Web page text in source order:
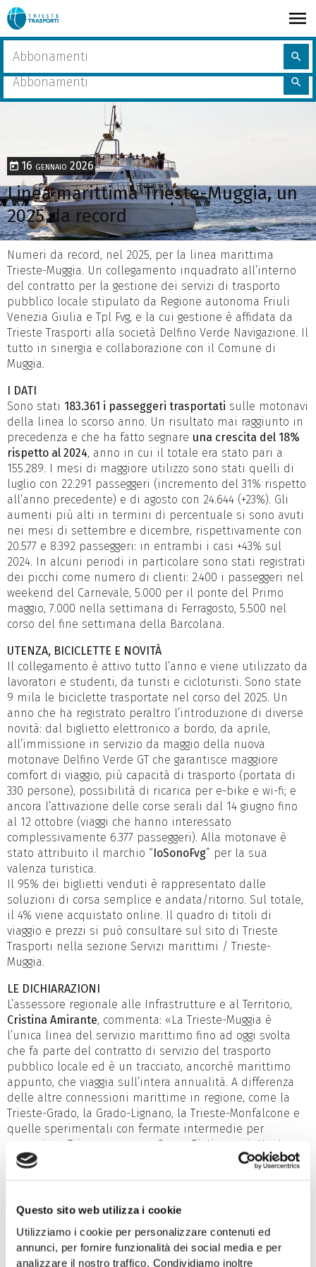
Questo sito web utilizza i cookie
Utilizziamo i cookie per personalizzare contenuti ed
annunci, per fornire funzionalità dei social media e per
analizzare il nostro traffico. Condividiamo inoltre
Salta
al
contenuto
principale
Cerca
sito
search
share
Cerca
search
16 gennaio 2026
Linea marittima Trieste-Muggia, un
2025 da record
Numeri da record, nel 2025, per la linea marittima
Trieste-Muggia. Un collegamento inquadrato all’interno
del contratto per la gestione dei servizi di trasporto
pubblico locale stipulato da Regione autonoma Friuli
Venezia Giulia e Tpl Fvg, e la cui gestione è affidata da
Trieste Trasporti alla società Delfino Verde Navigazione. Il
tutto in sinergia e collaborazione con il Comune di
Muggia.
I DATI
Sono stati 183.361 i passeggeri trasportati sulle motonavi
della linea lo scorso anno. Un risultato mai raggiunto in
precedenza e che ha fatto segnare una crescita del 18%
rispetto al 2024, anno in cui il totale era stato pari a
155.289. I mesi di maggiore utilizzo sono stati quelli di
luglio con 22.291 passeggeri (incremento del 31% rispetto
all’anno precedente) e di agosto con 24.644 (+23%). Gli
aumenti più alti in termini di percentuale si sono avuti
nei mesi di settembre e dicembre, rispettivamente con
20.577 e 8.392 passeggeri: in entrambi i casi +43% sul
2024. In alcuni periodi in particolare sono stati registrati
dei picchi come numero di clienti: 2.400 i passeggeri nel
weekend del Carnevale, 5.000 per il ponte del Primo
maggio, 7.000 nella settimana di Ferragosto, 5.500 nel
corso del fine settimana della Barcolana.
UTENZA, BICICLETTE E NOVITÀ
Il collegamento è attivo tutto l’anno e viene utilizzato da
lavoratori e studenti, da turisti e cicloturisti. Sono state
9 mila le biciclette trasportate nel corso del 2025. Un
anno che ha registrato peraltro l’introduzione di diverse
novità: dal biglietto elettronico a bordo, da aprile,
all’immissione in servizio da maggio della nuova
motonave Delfino Verde GT che garantisce maggiore
comfort di viaggio, più capacità di trasporto (portata di
330 persone), possibilità di ricarica per e-bike e wi-fi; e
ancora l’attivazione delle corse serali dal 14 giugno fino
al 12 ottobre (viaggi che hanno interessato
complessivamente 6.377 passeggeri). Alla motonave è
stato attribuito il marchio “IoSonoFvg” per la sua
valenza turistica.
Il 95% dei biglietti venduti è rappresentato dalle
soluzioni di corsa semplice e andata/ritorno. Sul totale,
il 4% viene acquistato online. Il quadro di titoli di
viaggio e prezzi si può consultare sul sito di Trieste
Trasporti nella sezione Servizi marittimi / Trieste-
Muggia.
LE DICHIARAZIONI
L’assessore regionale alle Infrastrutture e al Territorio,
Cristina Amirante, commenta: «La Trieste-Muggia è
l’unica linea del servizio marittimo fino ad oggi svolta
che fa parte del contratto di servizio del trasporto
pubblico locale ed è un tracciato, ancorché marittimo
appunto, che viaggia sull’intera annualità. A differenza
delle altre connessioni marittime in regione, come la
Trieste-Grado, la Grado-Lignano, la Trieste-Monfalcone e
quelle sperimentali con fermate intermedie per
esempio a Grignano oppure fino a Sistiana, piuttosto
che delle tratte in acque interne come la Marano-
Proprio per questo la linea Trieste-Muggia continuerà a
Verde Navigazione con delle modalità che la stanno
rendendo, e i dati lo confermano, perfettamente